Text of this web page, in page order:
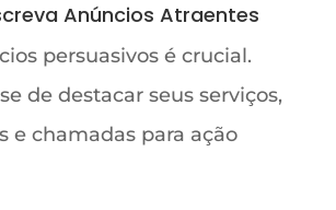
Anúncios Atraentes
persuasivos é crucial.
de destacar seus serviços,
e chamadas para ação